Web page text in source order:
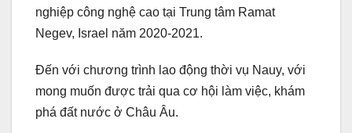
nghiệp công nghệ cao tại Trung tâm Ramat
Negev, Israel năm 2020-2021.
Đến với chương trình lao động thời vụ Nauy, với
mong muốn được trải qua cơ hội làm việc, khám
phá đất nước ở Châu Âu.